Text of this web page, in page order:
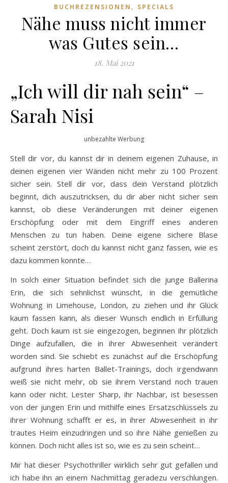
BUCHREZENSIONEN , SPECIALS
Nähe muss nicht immer
was Gutes sein…
18. Mai 2021
„Ich will dir nah sein“ –
Sarah Nisi
unbezahlte Werbung
Stell dir vor, du kannst dir in deinem eigenen Zuhause, in
deinen eigenen vier Wänden nicht mehr zu 100 Prozent
sicher sein. Stell dir vor, dass dein Verstand plötzlich
beginnt, dich auszutricksen, du dir aber nicht sicher sein
kannst, ob diese Veränderungen mit deiner eigenen
Erschöpfung oder mit dem Eingriff eines anderen
Menschen zu tun haben. Deine eigene sichere Blase
scheint zerstört, doch du kannst nicht ganz fassen, wie es
dazu kommen konnte…
In solch einer Situation befindet sich die junge Ballerina
Erin, die sich sehnlichst wünscht, in die gemütliche
Wohnung in Limehouse, London, zu ziehen und ihr Glück
kaum fassen kann, als dieser Wunsch endlich in Erfüllung
geht. Doch kaum ist sie eingezogen, beginnen ihr plötzlich
Dinge aufzufallen, die in ihrer Abwesenheit verändert
worden sind. Sie schiebt es zunächst auf die Erschöpfung
aufgrund ihres harten Ballet-Trainings, doch irgendwann
weiß sie nicht mehr, ob sie ihrem Verstand noch trauen
kann oder nicht. Lester Sharp, ihr Nachbar, ist besessen
von der jungen Erin und mithilfe eines Ersatzschlüssels zu
ihrer Wohnung schafft er es, in ihrer Abwesenheit in ihr
trautes Heim einzudringen und so ihre Nähe genießen zu
können. Doch nicht alles ist so, wie es zu sein scheint…
Mir hat dieser Psychothriller wirklich sehr gut gefallen und
ich habe ihn an einem Nachmittag geradezu verschlungen.